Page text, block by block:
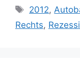
2012,
Rechts,